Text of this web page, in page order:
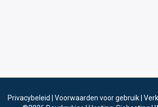
Privacybeleid Voorwaarden voor gebruik